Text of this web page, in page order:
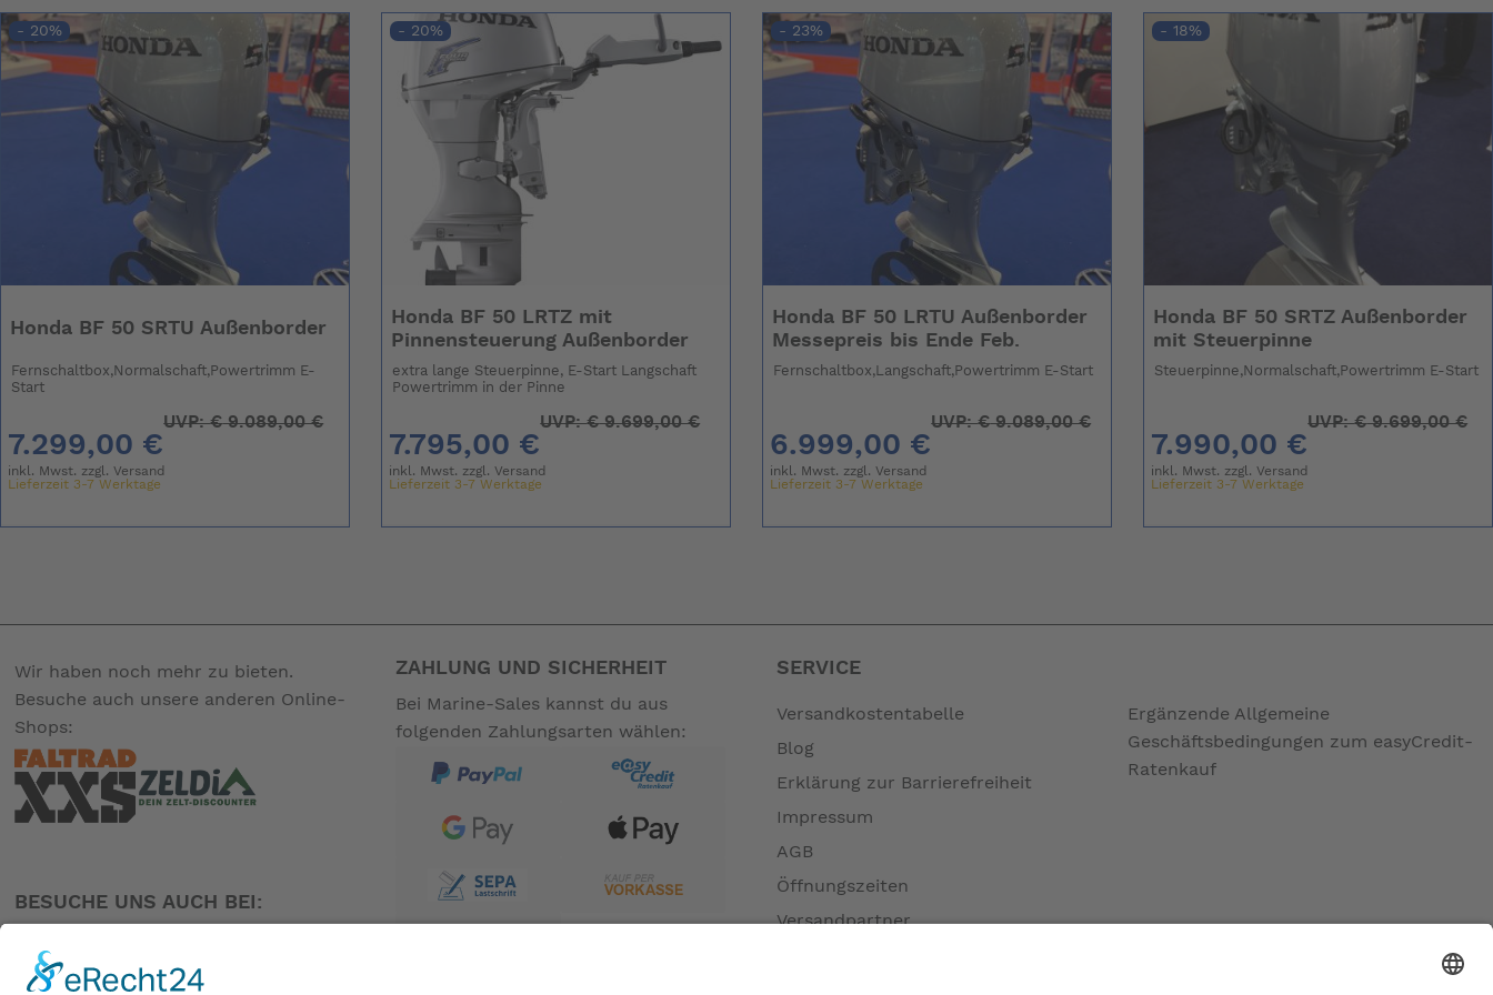
- 20%
Honda BF 50 SRTU Außenborder
Fernschaltbox,Normalschaft,Powertrimm E-
Start
7.299,00 €
UVP:€9.089,00 €
inkl. Mwst. zzgl.Versand
Lieferzeit 3-7 Werktage
- 20%
Honda BF 50 LRTZ mit
Pinnensteuerung Außenborder
extra lange Steuerpinne, E-Start Langschaft
Powertrimm in der Pinne
7.795,00 €
UVP:€9.699,00 €
inkl. Mwst. zzgl.Versand
Lieferzeit 3-7 Werktage
- 23%
Honda BF 50 LRTU Außenborder
Messepreis bis Ende Feb.
Fernschaltbox,Langschaft,Powertrimm E-Start
6.999,00 €
UVP:€9.089,00 €
inkl. Mwst. zzgl.Versand
Lieferzeit 3-7 Werktage
- 18%
Honda BF 50 SRTZ Außenborder
mit Steuerpinne
Steuerpinne,Normalschaft,Powertrimm E-Start
7.990,00 €
UVP:€9.699,00 €
inkl. Mwst. zzgl.Versand
Lieferzeit 3-7 Werktage
Wir haben noch mehr zu bieten.
Besuche auch unsere anderen Online-
Shops:
BESUCHE UNS AUCH BEI:
ZAHLUNG UND SICHERHEIT
Bei Marine-Sales kannst du aus
folgenden Zahlungsarten wählen:
SERVICE
Versandkostentabelle
Blog
Erklärung zur Barrierefreiheit
Impressum
AGB
Öffnungszeiten
Versandpartner
Ergänzende Allgemeine
Geschäftsbedingungen zum easyCredit-
Ratenkauf